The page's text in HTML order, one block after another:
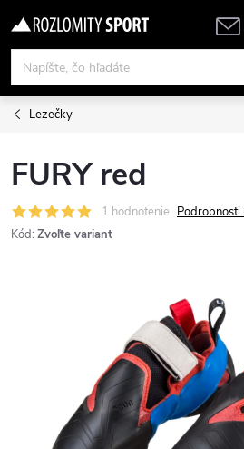
na
obsah
Lezečky
FURY red
1 hodnotenie Podrobnosti
Kód: Zvoľte variant